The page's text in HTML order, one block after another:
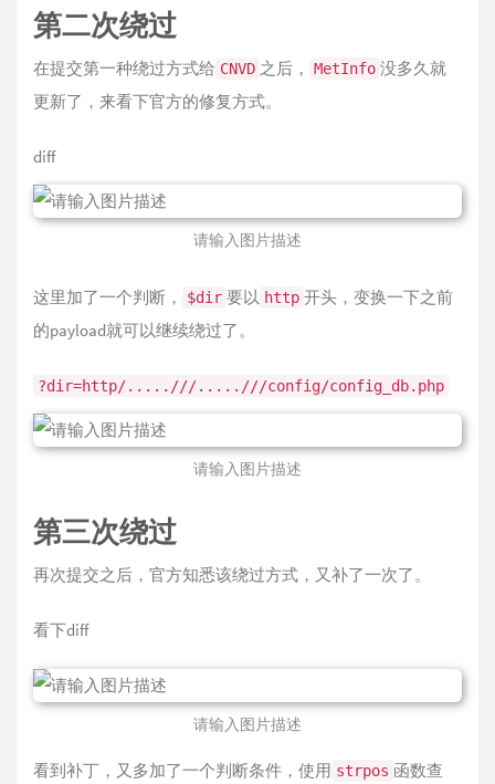
第二次绕过
在提交第一种绕过方式给 CNVD 之后， MetInfo 没多久就
更新了，来看下官方的修复方式。
diff
请输入图片描述
这里加了一个判断， $dir 要以 http 开头，变换一下之前
的payload就可以继续绕过了。
?dir=http/.....///.....///config/config_db.php
请输入图片描述
第三次绕过
再次提交之后，官方知悉该绕过方式，又补了一次了。
看下diff
请输入图片描述
看到补丁，又多加了一个判断条件，使用 strpos 函数查